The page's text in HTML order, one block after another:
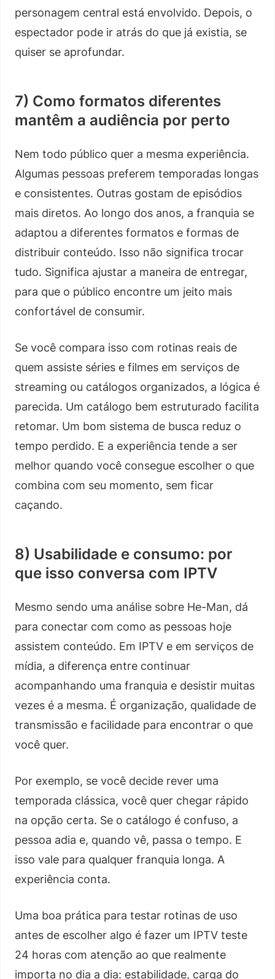
personagem central está envolvido. Depois, o
espectador pode ir atrás do que já existia, se
quiser se aprofundar.
7) Como formatos diferentes
mantêm a audiência por perto
Nem todo público quer a mesma experiência.
Algumas pessoas preferem temporadas longas
e consistentes. Outras gostam de episódios
mais diretos. Ao longo dos anos, a franquia se
adaptou a diferentes formatos e formas de
distribuir conteúdo. Isso não significa trocar
tudo. Significa ajustar a maneira de entregar,
para que o público encontre um jeito mais
confortável de consumir.
Se você compara isso com rotinas reais de
quem assiste séries e filmes em serviços de
streaming ou catálogos organizados, a lógica é
parecida. Um catálogo bem estruturado facilita
retomar. Um bom sistema de busca reduz o
tempo perdido. E a experiência tende a ser
melhor quando você consegue escolher o que
combina com seu momento, sem ficar
caçando.
8) Usabilidade e consumo: por
que isso conversa com IPTV
Mesmo sendo uma análise sobre He-Man, dá
para conectar com como as pessoas hoje
assistem conteúdo. Em IPTV e em serviços de
mídia, a diferença entre continuar
acompanhando uma franquia e desistir muitas
vezes é a mesma. É organização, qualidade de
transmissão e facilidade para encontrar o que
você quer.
Por exemplo, se você decide rever uma
temporada clássica, você quer chegar rápido
na opção certa. Se o catálogo é confuso, a
pessoa adia e, quando vê, passa o tempo. E
isso vale para qualquer franquia longa. A
experiência conta.
Uma boa prática para testar rotinas de uso
antes de escolher algo é fazer um IPTV teste
24 horas com atenção ao que realmente
importa no dia a dia: estabilidade, carga do